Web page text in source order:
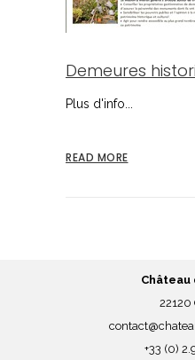
Demeures
Plus d'info...
READ MORE
Château
22120
+33 (0)